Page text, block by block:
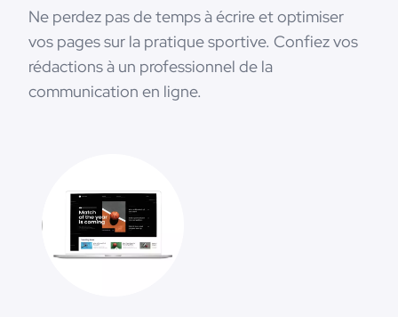
Ne perdez pas de temps à écrire et optimiser
vos pages sur la pratique sportive. Confiez vos
rédactions à un professionnel de la
communication en ligne.